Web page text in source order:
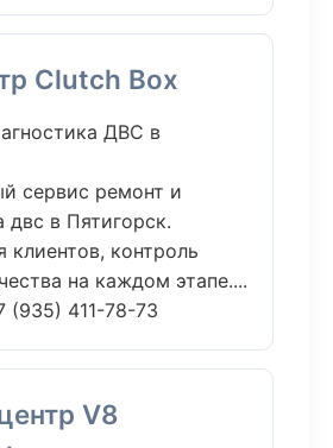
Clutch Box
ДВС в
сервис ремонт и
двс в Пятигорск.
клиентов, контроль
на каждом этапе....
(935) 411-78-73
V8